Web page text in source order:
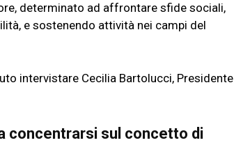
determinato ad affrontare sfide sociali,
e sostenendo attività nei campi del
intervistare Cecilia Bartolucci, Presidente
concentrarsi sul concetto di